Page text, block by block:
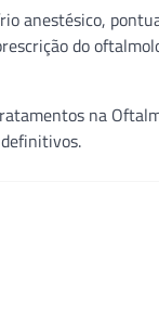
anestésico,
do
na